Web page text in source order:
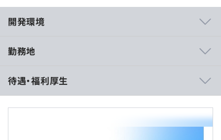
開発環境
・国内外の⼼理学の論⽂や実験の結果に、ユーザーの⾏動
を分析したデータを組み合わせることで、相性の良いマッ
チングを実現しています
・性格診断のコンテンツを定期的に追加することでユーザ
勤務地
待遇・福利厚生